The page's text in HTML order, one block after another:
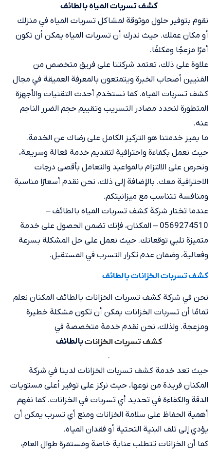
كشف تسربات المياه بالطائف
نقوم بتوفير حلول موثوقة لمشاكل تسربات المياه في منزلك
أو مكان عملك. حيث ندرك أن تسربات المياه يمكن أن تكون
أمرًا مزعجًا ومكلفًا.
علاوة على ذلك، تعتمد شركتنا على فريق متخصص من
الفنيين أصحاب الخبرة ويتمتعون بالمعرفة العميقة في مجال
كشف تسربات المياه. كما نستخدم أحدث التقنيات والأجهزة
المتطورة لنحدد مصادر التسريب وتقييم حجم الضرر الناجم
عنه.
ما يميز خدمتنا هو التركيز الكامل على رضاك عن الخدمة.
حيث نعمل بكفاءة واحترافية لتقديم خدمة فعالة وسريعة،
ونحرص على الالتزام بالمواعيد والتعامل بأقصى درجات
الاحترافية معك. بالإضافة إلى ذلك، نحن نقدم أسعارًا مناسبة
ومنافسة تتناسب مع ميزانيتكم.
عندما تختار شركة كشف تسربات المياه بالطائف –
0569274510 – المكنان، فإنك تضمن الحصول على خدمة
متميزة تلبي توقعاتك. حيث نعمل على حل المشكلة بسرعة
وفعالية، وضمان عدم تكرار التسرب في المستقبل.
كشف تسربات الخزانات بالطائف
نحن في شركة كشف تسربات الخزانات بالطائف المكنان نعلم
تمامًا أن تسربات الخزانات يمكن أن تكون مشكلة خطيرة
ومزعجة. ولذلك، نحن نقدم خدمة متخصصة في
كشف تسربات الخزاناتبالطائف
.
حيث تعد خدمة كشف تسربات الخزانات لدينا في شركة
المكنان فريدة من نوعها، حيث نركز على توفير أعلى مستويات
الدقة والكفاءة في تحديد أي تسربات في الخزانات. كما نفهم
أهمية الحفاظ على سلامة الخزانات ومنع أي تسرب يمكن أن
يؤدي إلى تلف البنية التحتية أو فقدان المياه.
كما أن الخزانات تتطلب عناية خاصة ومستمرة طوال العام،